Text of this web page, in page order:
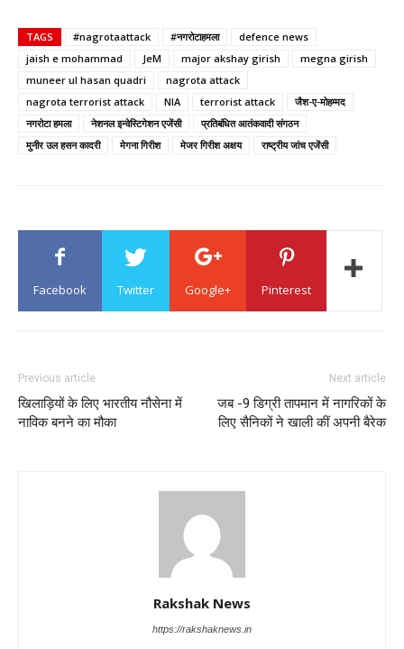
TAGS #nagrotaattack #नगरोटाहमला
defence news
jaish e mohammad
JeM major akshay girish
megna girish
muneer ul hasan quadri
nagrota attack
nagrota terrorist attack
NIA terrorist attack
जैश-ए-मोहम्मद
नगरोटा हमला
नेशनल इन्वेस्टिगेशन एजेंसी
प्रतिबंधित आतंकवादी संगठन
मुनीर उल हसन कादरी
मेगना गिरीश मेजर गिरीश अक्षय राष्ट्रीय जांच एजेंसी
Facebook Twitter Google+ Pinterest
Previous article
खिलाड़ियों के लिए भारतीय नौसेना में
नाविक बनने का मौका
Next article
जब -9 डिग्री तापमान में नागरिकों के
लिए सैनिकों ने खाली कीं अपनी बैरेक
Rakshak News
https://rakshaknews.in